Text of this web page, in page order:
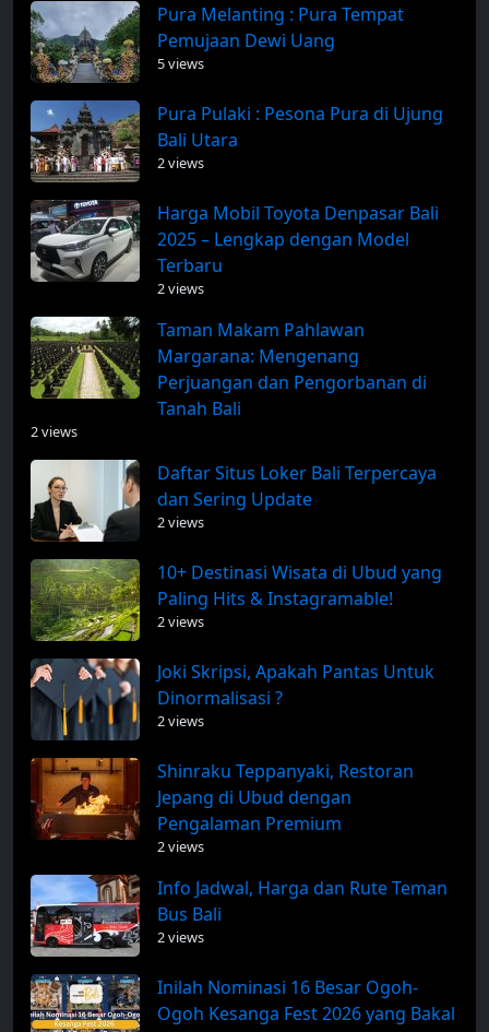
Pura Melanting : Pura Tempat
Pemujaan Dewi Uang
5 views
Pura Pulaki : Pesona Pura di Ujung
Bali Utara
2 views
Harga Mobil Toyota Denpasar Bali
2025 – Lengkap dengan Model
Terbaru
2 views
Taman Makam Pahlawan
Margarana: Mengenang
Perjuangan dan Pengorbanan di
Tanah Bali
2 views
Daftar Situs Loker Bali Terpercaya
dan Sering Update
2 views
10+ Destinasi Wisata di Ubud yang
Paling Hits & Instagramable!
2 views
Joki Skripsi, Apakah Pantas Untuk
Dinormalisasi ?
2 views
Shinraku Teppanyaki, Restoran
Jepang di Ubud dengan
Pengalaman Premium
2 views
Info Jadwal, Harga dan Rute Teman
Bus Bali
2 views
Inilah Nominasi 16 Besar Ogoh-
Ogoh Kesanga Fest 2026 yang Bakal